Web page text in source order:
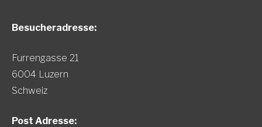
Besucheradresse:
Furrengasse 21
6004 Luzern
Schweiz
Post Adresse: